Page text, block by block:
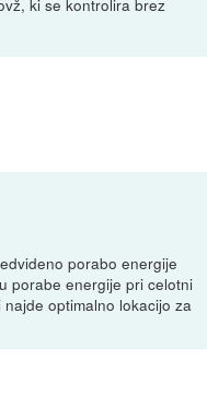
porabo energije
porabe energije pri celotni
optimalno lokacijo za